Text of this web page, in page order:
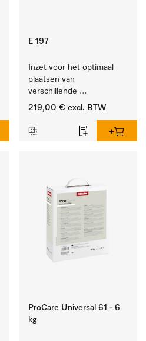
E 197
Inzet voor het optimaal
plaatsen van
verschillende
instrumenten.
219,00 € excl. BTW
ProCare Universal 61 - 6
kg